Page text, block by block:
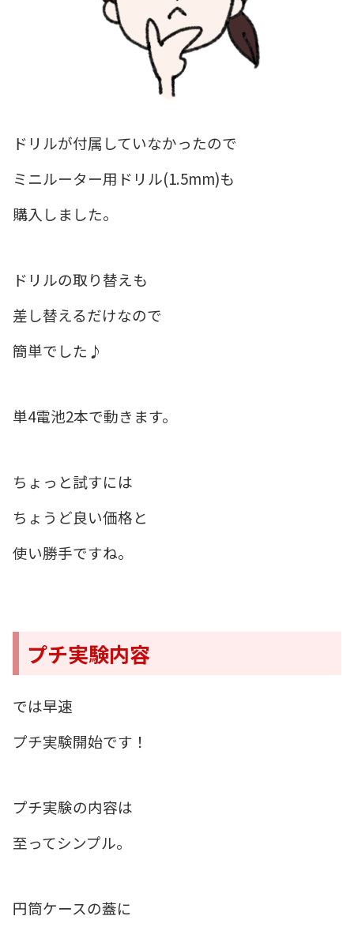
ドリルが付属していなかったので
ミニルーター用ドリル(1.5mm)も
購入しました。
ドリルの取り替えも
差し替えるだけなので
簡単でした♪
単4電池2本で動きます。
ちょっと試すには
ちょうど良い価格と
使い勝手ですね。
プチ実験内容
では早速
プチ実験開始です！
プチ実験の内容は
至ってシンプル。
円筒ケースの蓋に